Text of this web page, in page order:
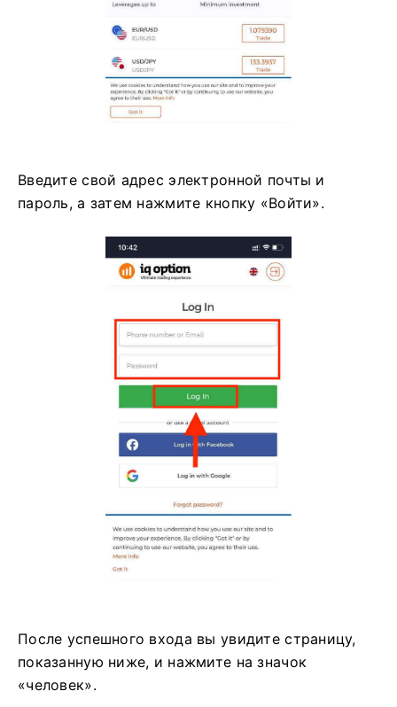
Введите свой адрес электронной почты и
пароль, а затем нажмите кнопку «Войти».
После успешного входа вы увидите страницу,
показанную ниже, и нажмите на значок
«человек».